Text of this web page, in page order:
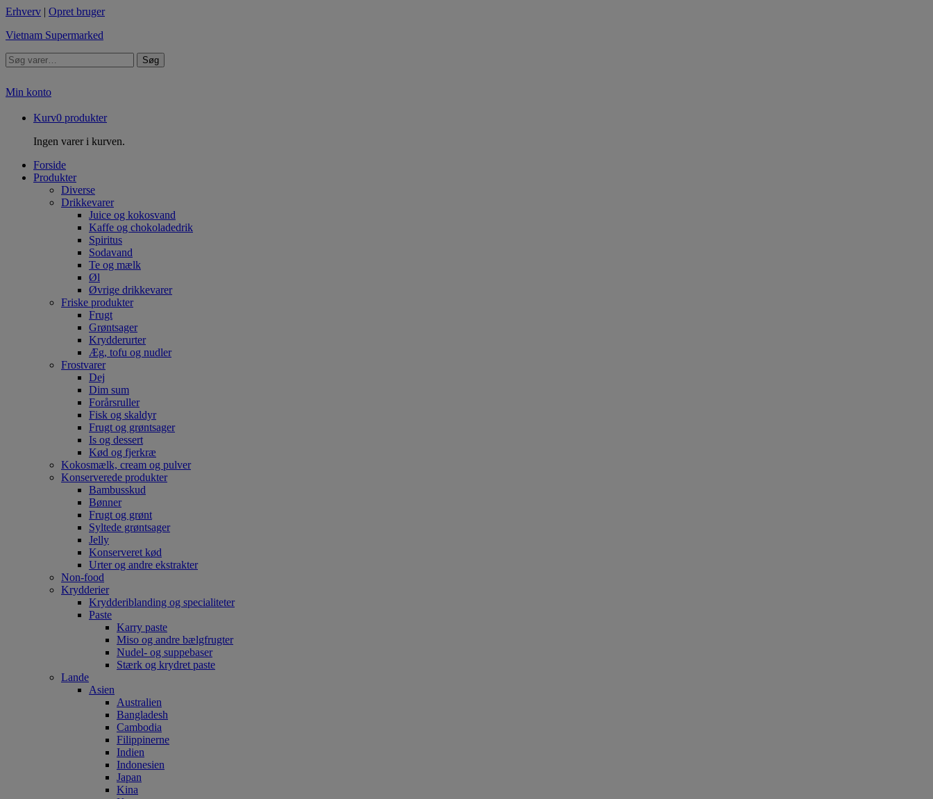
Erhverv | Opret bruger
Vietnam Supermarked
Søg
Min konto
Kurv0 produkter
Ingen varer i kurven.
Forside
Produkter
Diverse
Drikkevarer
Juice og kokosvand
Kaffe og chokoladedrik
Spiritus
Sodavand
Te og mælk
Øl
Øvrige drikkevarer
Friske produkter
Frugt
Grøntsager
Krydderurter
Æg, tofu og nudler
Frostvarer
Dej
Dim sum
Forårsruller
Fisk og skaldyr
Frugt og grøntsager
Is og dessert
Kød og fjerkræ
Kokosmælk, cream og pulver
Konserverede produkter
Bambusskud
Bønner
Frugt og grønt
Syltede grøntsager
Jelly
Konserveret kød
Urter og andre ekstrakter
Non-food
Krydderier
Krydderiblanding og specialiteter
Paste
Karry paste
Miso og andre bælgfrugter
Nudel- og suppebaser
Stærk og krydret paste
Lande
Asien
Australien
Bangladesh
Cambodia
Filippinerne
Indien
Indonesien
Japan
Kina